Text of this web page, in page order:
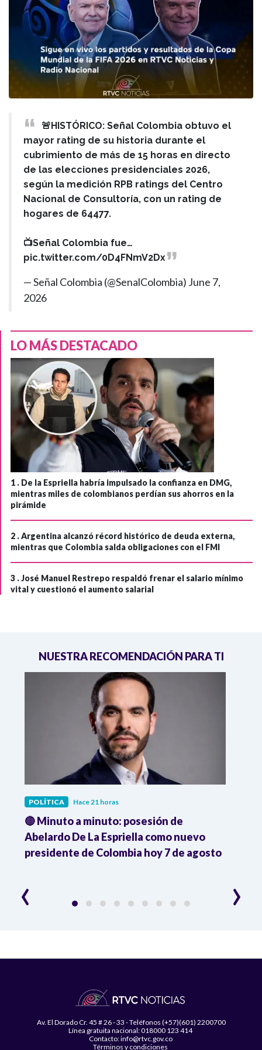
🚨HISTÓRICO: Señal Colombia obtuvo el
mayor rating de su historia durante el
cubrimiento de más de 15 horas en directo
de las elecciones presidenciales 2026,
según la medición RPB ratings del Centro
Nacional de Consultoría, con un rating de
hogares de 64477.
📺Señal Colombia fue…
pic.twitter.com/0D4FNmV2Dx
— Señal Colombia (@SenalColombia) June 7,
2026
LO MÁS DESTACADO
1 . De la Espriella habría impulsado la confianza en DMG,
mientras miles de colombianos perdían sus ahorros en la
pirámide
2 .Argentina alcanzó récord histórico de deuda externa,
mientras que Colombia salda obligaciones con el FMI
3 .José Manuel Restrepo respaldó frenar el salario mínimo
vital y cuestionó el aumento salarial
NUESTRA RECOMENDACIÓN PARA TI
POLÍTICA Hace 21 horas
🔴 Minuto a minuto: posesión de
Abelardo De La Espriella como nuevo
presidente de Colombia hoy 7 de agosto
‹ ›
Av. El Dorado Cr. 45 # 26 - 33 - Teléfonos (+57)(601) 2200700
Línea gratuita nacional: 018000 123 414
Contacto: info@rtvc.gov.co
Términos y condiciones